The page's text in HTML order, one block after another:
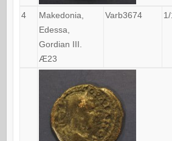
4
Makedonia,
Edessa,
Gordian III.
Æ23
Varb3674